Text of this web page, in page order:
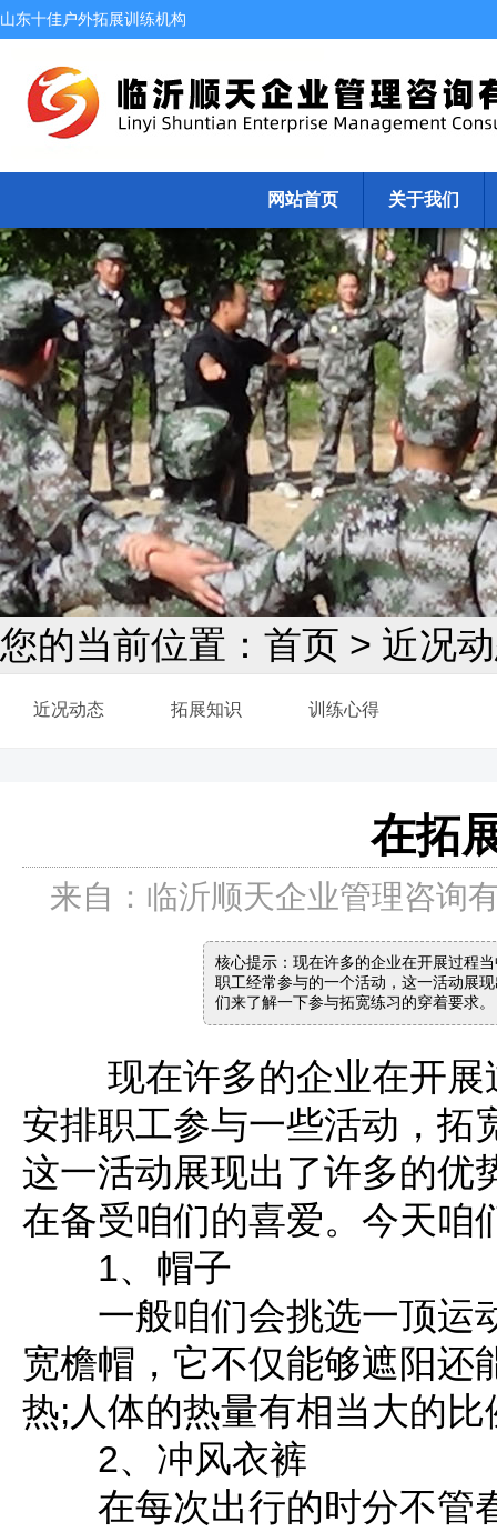
山东十佳户外拓展训练机构
网站首页 关于我们
您的当前位置： 首页 > 近况
近况动态 拓展知识 训练心得
在拓
来自：临沂顺天企业管理咨询
核心提示：现在许多的企业在开展过程
职工经常参与的一个活动，这一活动展
们来了解一下参与拓宽练习的穿着要求。
现在许多的企业在开展
安排职工参与一些活动，拓
这一活动展现出了许多的优
在备受咱们的喜爱。今天咱
1、帽子
一般咱们会挑选一顶运动
宽檐帽，它不仅能够遮阳还
热;人体的热量有相当大的
2、冲风衣裤
在每次出行的时分不管春